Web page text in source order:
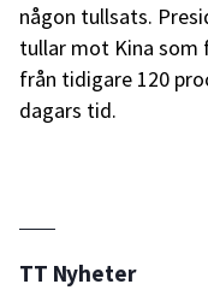
någon tullsats.
tullar mot Kina som
från tidigare 120
dagars tid.
TT Nyheter